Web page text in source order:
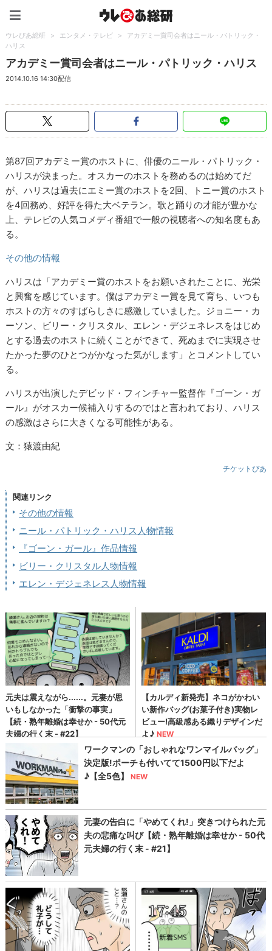
ウレぴあ総研 > エンタメ・テレビ >
アカデミー賞司会者はニール・パトリック・
ハリス
アカデミー賞司会者はニール・パトリック・ハリス
2014.10.16 14:30配信
第87回アカデミー賞のホストに、俳優のニール・パトリック・
ハリスが決まった。オスカーのホストを務めるのは始めてだ
が、ハリスは過去にエミー賞のホストを2回、トニー賞のホスト
を4回務め、好評を得た大ベテラン。歌と踊りの才能が豊かな
上、テレビの人気コメディ番組で一般の視聴者への知名度もあ
る。
その他の情報
ハリスは「アカデミー賞のホストをお願いされたことに、光栄
と興奮を感じています。僕はアカデミー賞を見て育ち、いつも
ホストの方々のすばらしさに感激していました。ジョニー・カ
ーソン、ビリー・クリスタル、エレン・デジェネレスをはじめ
とする過去のホストに続くことができて、死ぬまでに実現させ
たかった夢のひとつがかなった気がします」とコメントしてい
る。
ハリスが出演したデビッド・フィンチャー監督作『ゴーン・ガ
ール』がオスカー候補入りするのではと言われており、ハリス
の感激はさらに大きくなる可能性がある。
文：猿渡由紀
チケットぴあ
関連リンク
その他の情報
ニール・パトリック・ハリス人物情報
『ゴーン・ガール』作品情報
ビリー・クリスタル人物情報
エレン・デジェネレス人物情報